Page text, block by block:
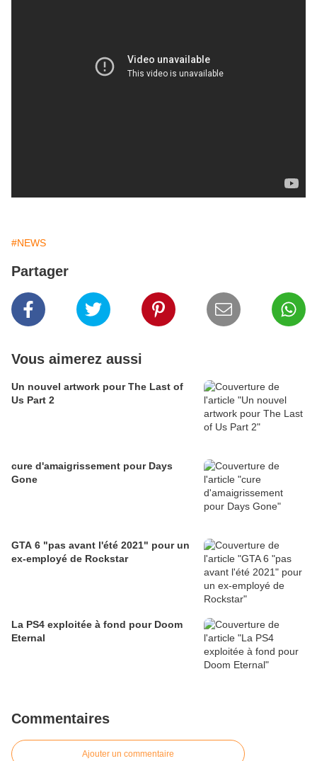
#NEWS
Partager
Vous aimerez aussi
Un nouvel artwork pour The Last of
Us Part 2
cure d'amaigrissement pour Days
Gone
GTA 6 "pas avant l'été 2021" pour un
ex-employé de Rockstar
La PS4 exploitée à fond pour Doom
Eternal
Commentaires
Ajouter un commentaire